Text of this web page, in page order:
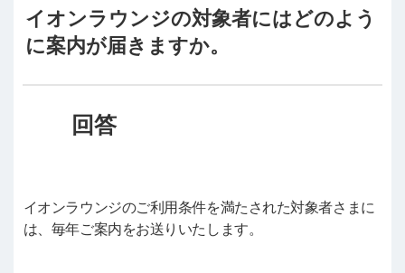
イオンラウンジの対象者にはどのよう
に案内が届きますか。
イオンラウンジのご利用条件を満たされた対象者さまに
は、毎年ご案内をお送りいたします。